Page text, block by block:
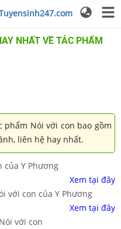
NHẤT VỀ TÁC PHẨM
phẩm Nói với con bao gồm
liên hệ hay nhất.
của Y Phương
Xem tại đây
với con của Y Phương
Xem tại đây
với con